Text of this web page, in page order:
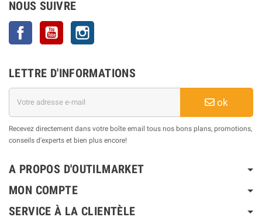
NOUS SUIVRE
Facebook YouTube
LETTRE D'INFORMATIONS
ok
Recevez directement dans votre boîte email tous nos bons plans, promotions,
conseils d'experts et bien plus encore!
A PROPOS D'OUTILMARKET
MON COMPTE
SERVICE À LA CLIENTÈLE